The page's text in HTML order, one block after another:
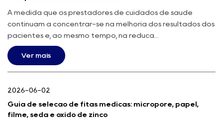
À medida que os prestadores de cuidados de saúde
continuam a concentrar-se na melhoria dos resultados dos
pacientes e, ao mesmo tempo, na reduçã...
Ver mais
2026-06-02
Guia de seleção de fitas médicas: micropore, papel,
filme, seda e óxido de zinco